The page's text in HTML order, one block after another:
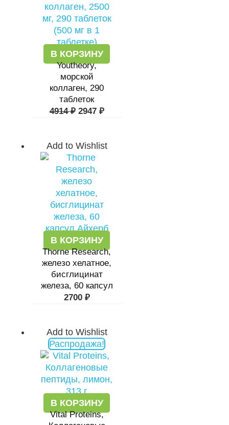
В КОРЗИНУ
Youtheory,
морской
коллаген, 290
таблеток
4914₽ 2947 ₽
Add to Wishlist
В КОРЗИНУ
Thorne Research,
железо хелатное,
бисглицинат
железа, 60 капсул
2700 ₽
Add to Wishlist
Распродажа!
В КОРЗИНУ
Vital Proteins,
Первоначальная
цена
составляла
5352 ₽.
Текущая
цена:
4554 ₽.